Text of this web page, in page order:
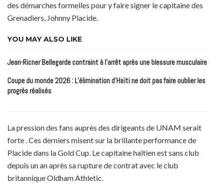
des démarches formelles pour y faire signer le capitaine des
Grenadiers, Johnny Placide.
YOU MAY ALSO LIKE
Jean-Ricner Bellegarde contraint à l’arrêt après une blessure musculaire
Coupe du monde 2026 : L’élimination d’Haïti ne doit pas faire oublier les
progrès réalisés
La pression des fans auprès des dirigeants de UNAM serait
forte . Ces derniers misent sur la brillante performance de
Placide dans la Gold Cup. Le capitaine haïtien est sans club
depuis un an après sa rupture de contrat avec le club
britannique Oldham Athletic.